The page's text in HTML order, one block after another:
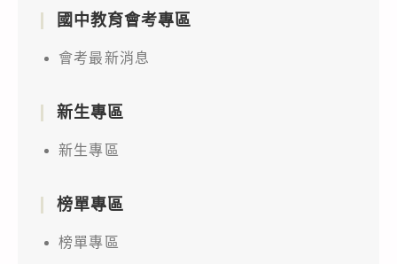
國中教育會考專區
會考最新消息
新生專區
新生專區
榜單專區
榜單專區